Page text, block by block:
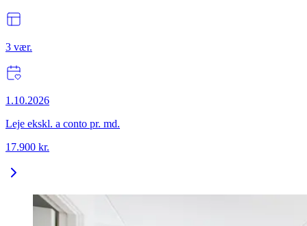
3 vær.
1.10.2026
Leje ekskl. a conto pr. md.
17.900 kr.